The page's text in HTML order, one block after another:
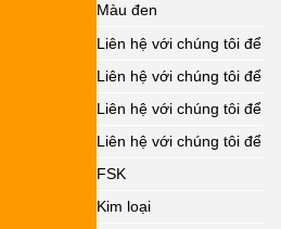
Màu đen
Liên hệ với chúng tôi để
Liên hệ với chúng tôi để
Liên hệ với chúng tôi để
Liên hệ với chúng tôi để
FSK
Kim loại